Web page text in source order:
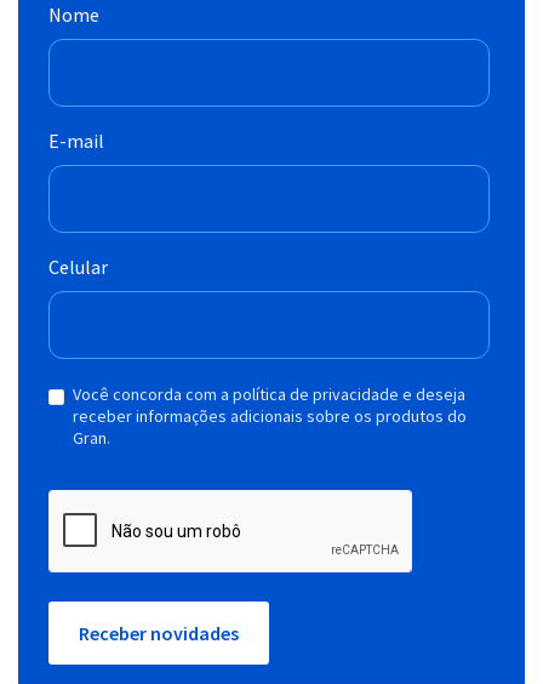
Nome
E-mail
Celular
Você concorda com a política de privacidade e deseja
receber informações adicionais sobre os produtos do
Gran.
Receber novidades